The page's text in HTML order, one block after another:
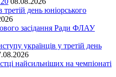
день юніорського
засідання Ради ФЛАУ
українців у третій день
найсильніших на чемпіонаті